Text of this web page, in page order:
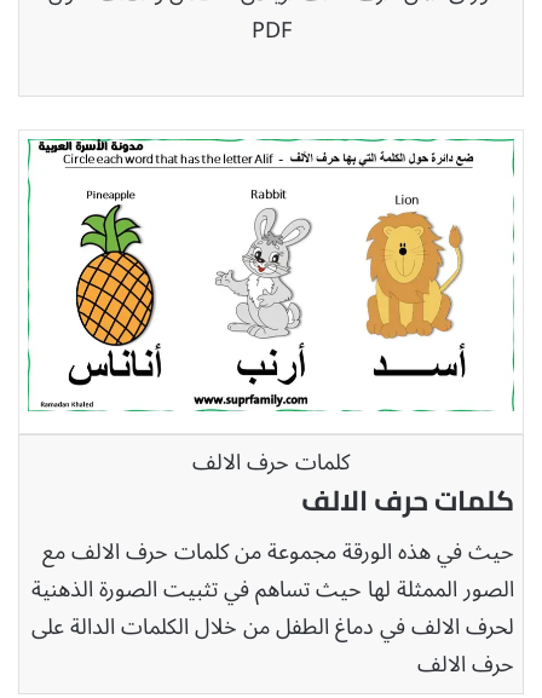
PDF
كلمات حرف الالف
كلمات حرف الالف
حيث في هذه الورقة مجموعة من كلمات حرف الالف مع
الصور الممثلة لها حيث تساهم في تثبيت الصورة الذهنية
لحرف الالف في دماغ الطفل من خلال الكلمات الدالة على
حرف الالف